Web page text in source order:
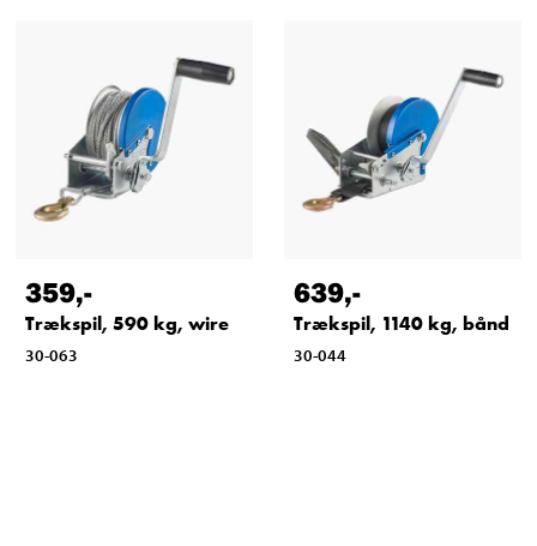
359,-
Trækspil, 590 kg, wire
30-063
639,-
Trækspil, 1140 kg, bånd
30-044